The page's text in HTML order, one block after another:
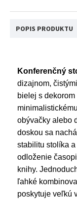
POPIS PRODUKTU
Konferenčný
dizajnom,
bielej s
obývačky alebo
doskou sa
stabilitu stolíka
odloženie
knihy.
ľahké
poskytuje veľkú